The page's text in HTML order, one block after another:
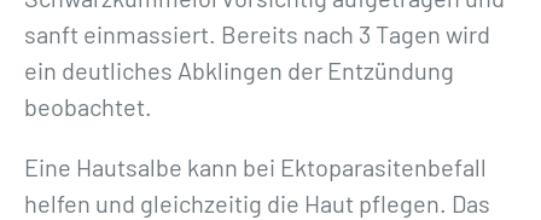
sanft einmassiert. Bereits nach 3 Tagen wird
ein deutliches Abklingen der Entzündung
beobachtet.
Eine Hautsalbe kann bei Ektoparasitenbefall
helfen und gleichzeitig die Haut pflegen. Das